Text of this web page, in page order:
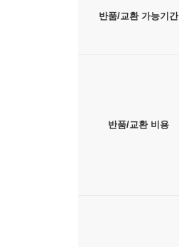
반품/교환 가능기간
반품/교환 비용